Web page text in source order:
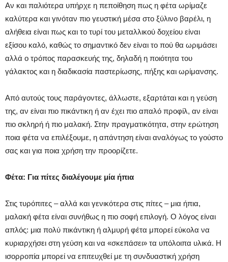
Αν και παλιότερα υπήρχε η πεποίθηση πως η φέτα ωρίμαζε
καλύτερα και γινόταν πιο γευστική μέσα στο ξύλινο βαρέλι, η
αλήθεια είναι πως και το τυρί του μεταλλικού δοχείου είναι
εξίσου καλό, καθώς το σημαντικό δεν είναι το πού θα ωριμάσει
αλλά ο τρόπος παρασκευής της, δηλαδή η ποιότητα του
γάλακτος και η διαδικασία παστερίωσης, πήξης και ωρίμανσης.
Από αυτούς τους παράγοντες, άλλωστε, εξαρτάται και η γεύση
της, αν είναι πιο πικάντικη ή αν έχει πιο απαλό προφίλ, αν είναι
πιο σκληρή ή πιο μαλακή. Στην πραγματικότητα, στην ερώτηση
ποια φέτα να επιλέξουμε, η απάντηση είναι αναλόγως το γούστο
σας και για ποια χρήση την προορίζετε.
Φέτα: Για πίτες διαλέγουμε μία ήπια
Στις τυρόπιτες – αλλά και γενικότερα στις πίτες – μια ήπια,
μαλακή φέτα είναι συνήθως η πιο σοφή επιλογή. Ο λόγος είναι
απλός: μια πολύ πικάντικη ή αλμυρή φέτα μπορεί εύκολα να
κυριαρχήσει στη γεύση και να «σκεπάσει» τα υπόλοιπα υλικά. Η
ισορροπία μπορεί να επιτευχθεί με τη συνδυαστική χρήση